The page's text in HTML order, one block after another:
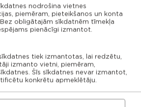
VISI NOTIKUMI
nodrošina vietnes
piemēram, pieteikšanos un konta
obligātajām sīkdatnēm tīmekļa
pienācīgi izmantot.
tiek izmantotas, lai redzētu,
izmanto vietni, piemēram,
Šīs sīkdatnes nevar izmantot,
konkrētu apmeklētāju.